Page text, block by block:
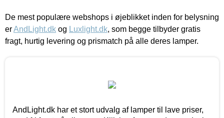
De mest populære webshops i øjeblikket inden for belysning
erAndLight.dk og Luxlight.dk, som begge tilbyder gratis
fragt, hurtig levering og prismatch på alle deres lamper.
AndLight.dk har et stort udvalg af lamper til lave priser,